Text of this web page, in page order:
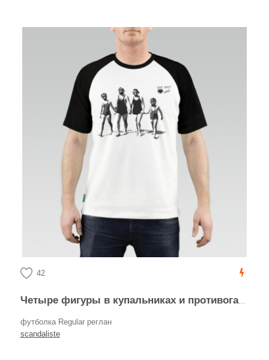
42
Четыре фигуры в купальниках и противогазах идут держась руками
футболка Regular реглан
scandaliste